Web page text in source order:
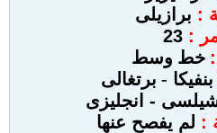
: برازيلى
:
23
خط وسط
بنفيكا - برتغالى
- انجليزى
: لم يفصح عنها